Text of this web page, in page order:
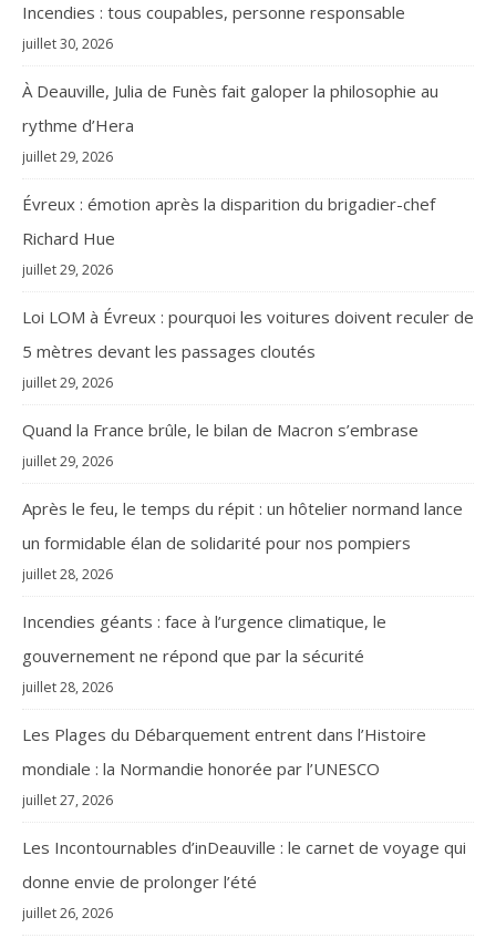
Incendies : tous coupables, personne responsable
juillet 30, 2026
À Deauville, Julia de Funès fait galoper la philosophie au
rythme d’Hera
juillet 29, 2026
Évreux : émotion après la disparition du brigadier-chef
Richard Hue
juillet 29, 2026
Loi LOM à Évreux : pourquoi les voitures doivent reculer de
5 mètres devant les passages cloutés
juillet 29, 2026
Quand la France brûle, le bilan de Macron s’embrase
juillet 29, 2026
Après le feu, le temps du répit : un hôtelier normand lance
un formidable élan de solidarité pour nos pompiers
juillet 28, 2026
Incendies géants : face à l’urgence climatique, le
gouvernement ne répond que par la sécurité
juillet 28, 2026
Les Plages du Débarquement entrent dans l’Histoire
mondiale : la Normandie honorée par l’UNESCO
juillet 27, 2026
Les Incontournables d’inDeauville : le carnet de voyage qui
donne envie de prolonger l’été
juillet 26, 2026